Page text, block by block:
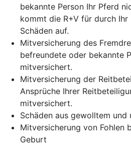
bekannte Person Ihr Pferd
kommt die R+V für durch
Schäden auf.
Mitversicherung des
befreundete oder bekannte
mitversichert.
Mitversicherung der
Ansprüche Ihrer
mitversichert.
Schäden aus gewolltem
Mitversicherung von Fohlen
Geburt